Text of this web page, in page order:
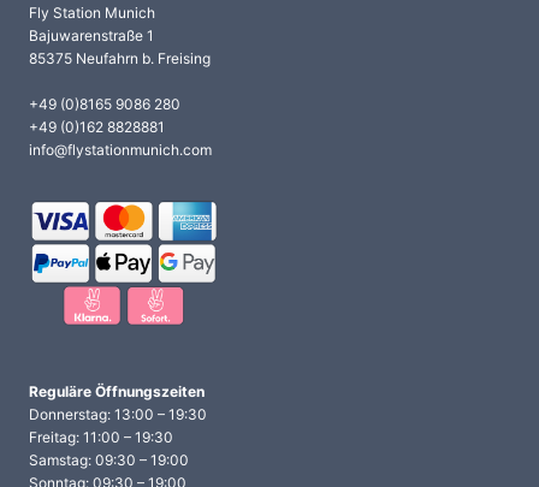
Fly Station Munich
Bajuwarenstraße 1
85375 Neufahrn b. Freising
+49 (0)8165 9086 280
+49 (0)162 8828881
info@flystationmunich.com
Reguläre Öffnungszeiten
Donnerstag: 13:00 – 19:30
Freitag: 11:00 – 19:30
Samstag: 09:30 – 19:00
Sonntag: 09:30 – 19:00